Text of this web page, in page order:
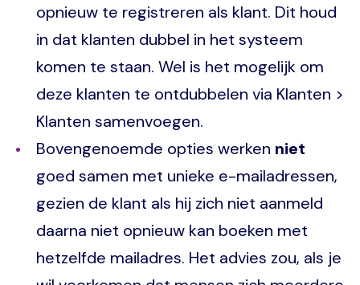
opnieuw te registreren als klant. Dit houd
in dat klanten dubbel in het systeem
komen te staan. Wel is het mogelijk om
deze klanten te ontdubbelen via Klanten >
Klanten samenvoegen.
Bovengenoemde opties werken niet
goed samen met unieke e-mailadressen,
gezien de klant als hij zich niet aanmeld
daarna niet opnieuw kan boeken met
hetzelfde mailadres. Het advies zou, als je